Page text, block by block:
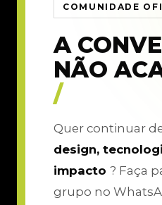
COMUNIDADE
A
NÃO
/
Quer continuar
design,
impacto ? Faça
grupo no